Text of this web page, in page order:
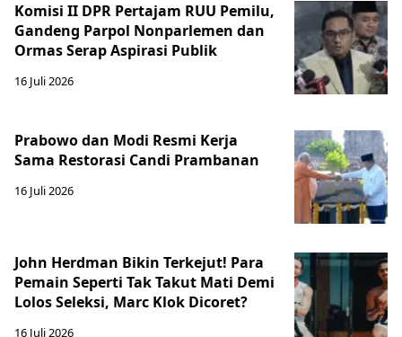
Komisi II DPR Pertajam RUU Pemilu,
Gandeng Parpol Nonparlemen dan
Ormas Serap Aspirasi Publik
16 Juli 2026
Prabowo dan Modi Resmi Kerja
Sama Restorasi Candi Prambanan
16 Juli 2026
John Herdman Bikin Terkejut! Para
Pemain Seperti Tak Takut Mati Demi
Lolos Seleksi, Marc Klok Dicoret?
16 Juli 2026